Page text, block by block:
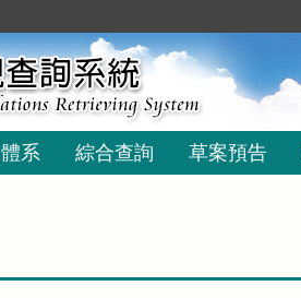
系 綜合查詢 草案預告